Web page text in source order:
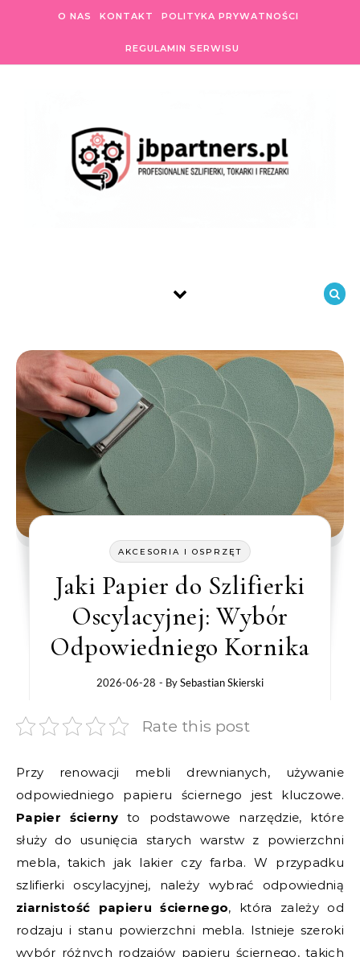
O NAS KONTAKT POLITYKA PRYWATNOŚCI
REGULAMIN SERWISU
AKCESORIA I OSPRZĘT
Jaki Papier do Szlifierki
Oscylacyjnej: Wybór
Odpowiedniego Kornika
2026-06-28 - BySebastian Skierski
Rate this post
Przy renowacji mebli drewnianych, używanie
odpowiedniego papieru ściernego jest kluczowe.
Papier ściernyto podstawowe narzędzie, które
służy do usunięcia starych warstw z powierzchni
mebla, takich jak lakier czy farba. W przypadku
szlifierki oscylacyjnej, należy wybrać odpowiednią
ziarnistość papieru ściernego, która zależy od
rodzaju i stanu powierzchni mebla. Istnieje szeroki
wybór różnych rodzajów papieru ściernego, takich